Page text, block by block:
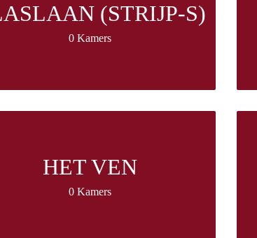
(STRIJP-S)
0 Kamers
HET VEN
0 Kamers